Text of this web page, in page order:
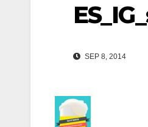
SEP 8, 2014